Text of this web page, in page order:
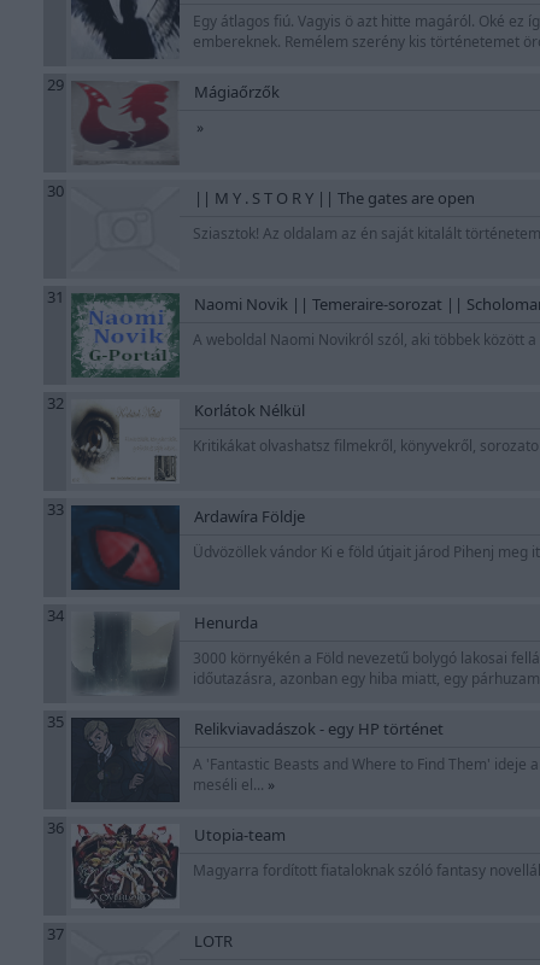
Egy átlagos fiú. Vagyis ö azt hitte magáról. Oké ez
embereknek. Remélem szerény kis történetemet
29 Mágiaőrzők
»
30 || M Y . S T O R Y || The gates are open
Sziasztok! Az oldalam az én saját kitalált
31 Naomi Novik || Temeraire-sorozat ||
A weboldal Naomi Novikról szól, aki többek között
32 Korlátok Nélkül
Kritikákat olvashatsz filmekről, könyvekről,
33 Ardawíra Földje
Üdvözöllek vándor Ki e föld útjait járod Pihenj
34 Henurda
3000 környékén a Föld nevezetű bolygó lakosai
időutazásra, azonban egy hiba miatt, egy
35 Relikviavadászok - egy HP történet
A 'Fantastic Beasts and Where to Find Them' ideje
meséli el... »
36 Utopia-team
Magyarra fordított fiataloknak szóló fantasy
37 LOTR